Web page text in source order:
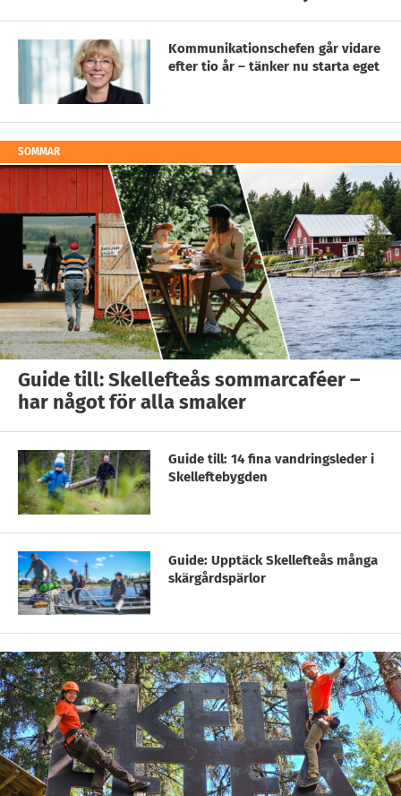
Kommunikationschefen går vidare
efter tio år – tänker nu starta eget
SOMMAR
Guide till: Skellefteås sommarcaféer –
har något för alla smaker
Guide till: 14 fina vandringsleder i
Skelleftebygden
Guide: Upptäck Skellefteås många
skärgårdspärlor